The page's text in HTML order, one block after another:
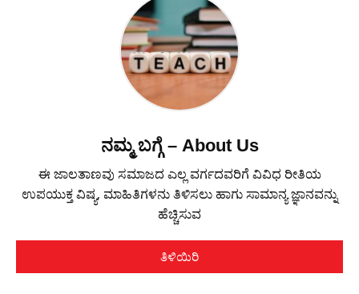
ನಮ್ಮ ಬಗ್ಗೆ – About Us
ಈ ಜಾಲತಾಣವು ಸಮಾಜದ ಎಲ್ಲ ವರ್ಗದವರಿಗೆ ವಿವಿಧ ರೀತಿಯ
ಉಪಯುಕ್ತ ವಿಷ್ಯ, ಮಾಹಿತಿಗಳನು ತಿಳಿಸಲು ಹಾಗು ಸಾಮಾನ್ಯ ಜ್ಞಾನವನ್ನು
ಹೆಚ್ಚಿಸುವ
ತಿಳಿಯಿರಿ